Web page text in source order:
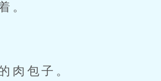
。
肉包子。